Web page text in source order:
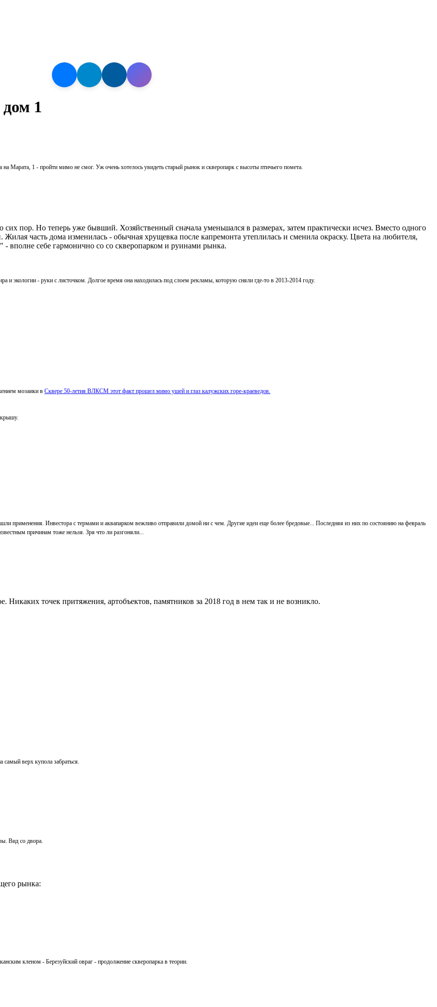
1
Марата, 1 - пройти мимо не смог. Уж очень хотелось увидеть старый рынок и скверопарк с высоты птичьего помета.
пор. Но теперь уже бывший. Хозяйственный сначала уменьшался в размерах, затем практически исчез. Вместо одного
часть дома изменилась - обычная хрущевка после капремонта утеплилась и сменила окраску. Цвета на любителя,
вполне себе гармонично со со скверопарком и руинами рынка.
экологии - руки с листочком. Долгое время она находилась под слоем рекламы, которую сняли где-то в 2013-2014 году.
мозаики в Сквере 50-летия ВЛКСМ этот факт прошел мимо ушей и глаз калужских горе-краеведов.
применения. Инвестора с термами и аквапарком вежливо отправили домой ни с чем. Другие идеи еще более бредовые... Последняя из них по состоянию на февраль
причинам тоже нельзя. Зря что ли разгоняли...
Никаких точек притяжения, артобъектов, памятников за 2018 год в нем так и не возникло.
верх купола забраться.
Вид со двора.
рынка:
кленом - Березуйский овраг - продолжение скверопарка в теории.